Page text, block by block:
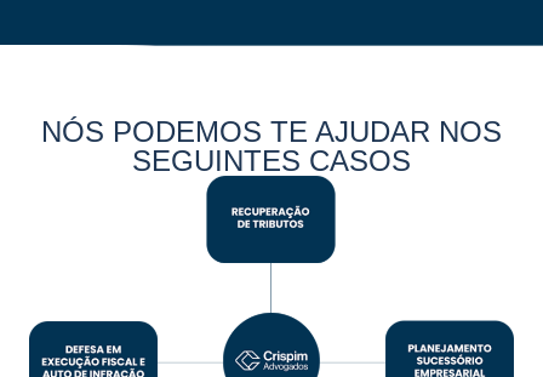
NÓS PODEMOS TE AJUDAR NOS
SEGUINTES CASOS